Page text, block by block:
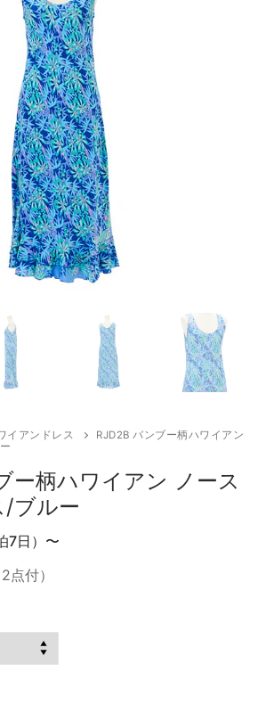
配レンタル商品一覧
来店試着
お客様の声
お問い合わせ
来店レンタル
検
索:
イアンドレス
RJD2B バンブー柄ハワイアン
ー柄ハワイアン ノース
/ブルー
7日）〜
点付）